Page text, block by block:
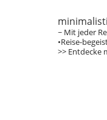
~ Mit jeder
•Reise-
>> Entdecke